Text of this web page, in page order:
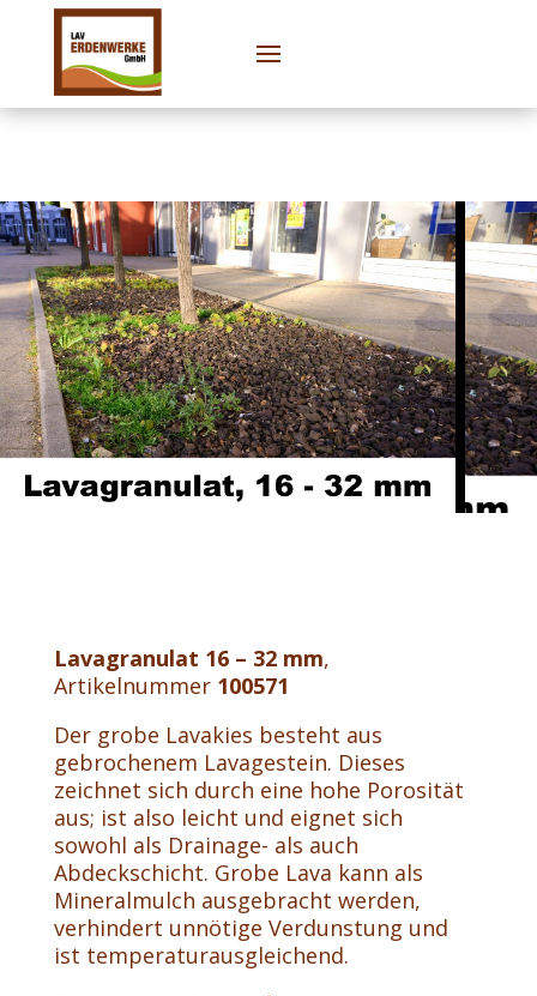
Lavagranulat 16 – 32 mm,
Artikelnummer 100571
Der grobe Lavakies besteht aus
gebrochenem Lavagestein. Dieses
zeichnet sich durch eine hohe Porosität
aus; ist also leicht und eignet sich
sowohl als Drainage- als auch
Abdeckschicht. Grobe Lava kann als
Mineralmulch ausgebracht werden,
verhindert unnötige Verdunstung und
ist temperaturausgleichend.